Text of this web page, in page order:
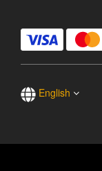
English